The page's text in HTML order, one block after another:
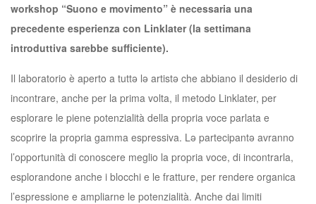
workshop “Suono e movimento” è necessaria una
precedente esperienza con Linklater (la settimana
introduttiva sarebbe sufficiente).
Il laboratorio è aperto a tuttə lə artistə che abbiano il desiderio di
incontrare, anche per la prima volta, il metodo Linklater, per
esplorare le piene potenzialità della propria voce parlata e
scoprire la propria gamma espressiva. Lə partecipantə avranno
l’opportunità di conoscere meglio la propria voce, di incontrarla,
esplorandone anche i blocchi e le fratture, per rendere organica
l’espressione e ampliarne le potenzialità. Anche dai limiti